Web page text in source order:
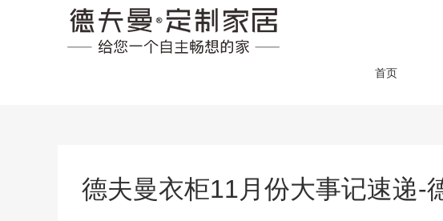
首页
德夫曼衣柜11月份大事记速递-